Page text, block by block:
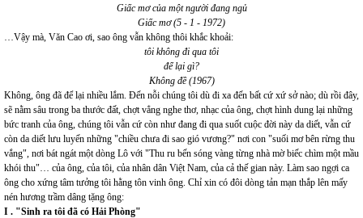
Giấc mơ của một người đang ngủ
Giấc mơ (5 - 1 - 1972)
…Vậy mà, Văn Cao ơi, sao ông vẫn không thôi khắc khoải:
tôi không đi qua tôi
để lại gì?
Không đề (1967)
Không, ông đã để lại nhiều lắm. Đến nỗi chúng tôi dù đi xa đến bất cứ xứ sở nào; dù rồi đây,
sẽ nằm sâu trong ba thước đất, chợt vẳng nghe thơ, nhạc của ông, chợt hình dung lại những
bức tranh của ông, chúng tôi vẫn cứ còn như đang đi qua suốt cuộc đời này da diết, vẫn cứ
còn da diết lưu luyến những "chiều chưa đi sao gió vương?" nơi con "suối mơ bên rừng thu
vắng", nơi bát ngát một dòng Lô với "Thu ru bến sóng vàng từng nhà mờ biếc chìm một mầu
khói thu"… của ông, của tôi, của nhân dân Việt Nam, của cả thế gian này. Làm sao ngợi ca
ông cho xứng tâm tưởng tôi hằng tôn vinh ông. Chỉ xin có đôi dòng tản mạn thắp lên mấy
nén hương trầm dâng tặng ông:
I . "Sinh ra tôi đã có Hải Phòng"